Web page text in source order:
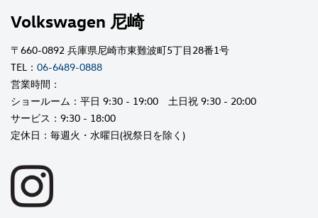
Volkswagen 尼崎
〒660-0892 兵庫県尼崎市東難波町5丁目28番1号
TEL： 06-6489-0888
営業時間：
ショールーム：平日 9:30 - 19:00 土日祝 9:30 - 20:00
サービス：9:30 - 18:00
定休日：毎週火・水曜日(祝祭日を除く)